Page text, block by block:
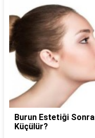
Burun Estetiği
Küçülür?